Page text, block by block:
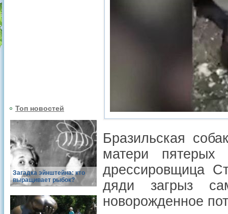
Топ новостей
Загадка эйнштейна: кто
выращивает рыбок?
Бразильская
матери пятерых
дрессировщица
дяди загрыз
новорожденное